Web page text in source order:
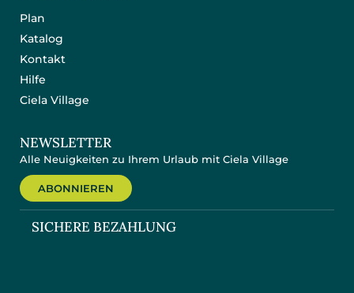
Plan
Katalog
Kontakt
Hilfe
Ciela Village
NEWSLETTER
Alle Neuigkeiten zu Ihrem Urlaub mit Ciela Village
ABONNIEREN
SICHERE BEZAHLUNG